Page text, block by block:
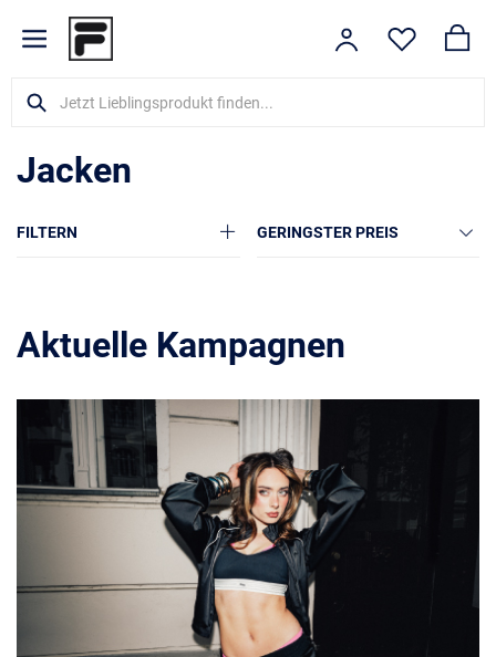
Jacken
FILTERN GERINGSTER PREIS
Aktuelle Kampagnen